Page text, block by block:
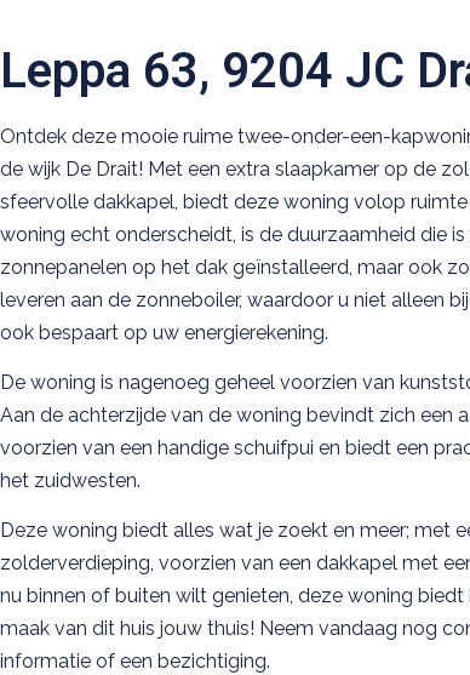
Leppa 63, 9204 JC
Ontdek deze mooie ruime twee-onder-een-
de wijk De Drait! Met een extra slaapkamer op de
sfeervolle dakkapel, biedt deze woning volop
woning echt onderscheidt, is de duurzaamheid die
zonnepanelen op het dak geïnstalleerd, maar ook
leveren aan de zonneboiler, waardoor u niet alleen
ook bespaart op uw energierekening.
De woning is nagenoeg geheel voorzien van
Aan de achterzijde van de woning bevindt zich een
voorzien van een handige schuifpui en biedt een
het zuidwesten.
Deze woning biedt alles wat je zoekt en meer; met
zolderverdieping, voorzien van een dakkapel met
nu binnen of buiten wilt genieten, deze woning
maak van dit huis jouw thuis! Neem vandaag nog
informatie of een bezichtiging.